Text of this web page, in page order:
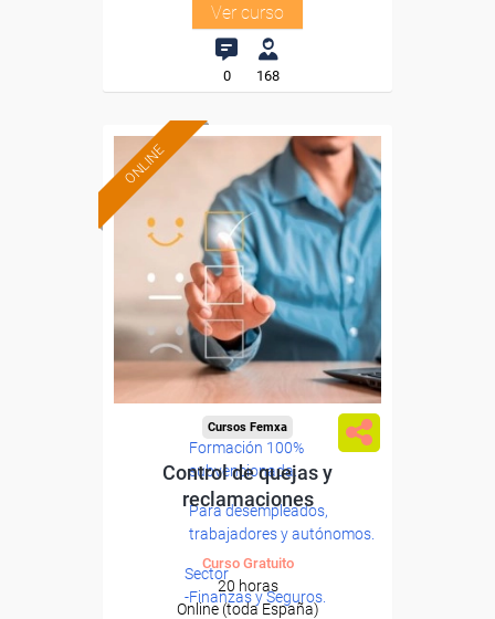
Ver curso
0 168
ONLINE
Formación 100%
subvencionada.
Para desempleados,
trabajadores y autónomos.
Sector
-Finanzas y Seguros.
Cursos Femxa
Control de quejas y
reclamaciones
Curso Gratuito
20 horas
Online (toda España)